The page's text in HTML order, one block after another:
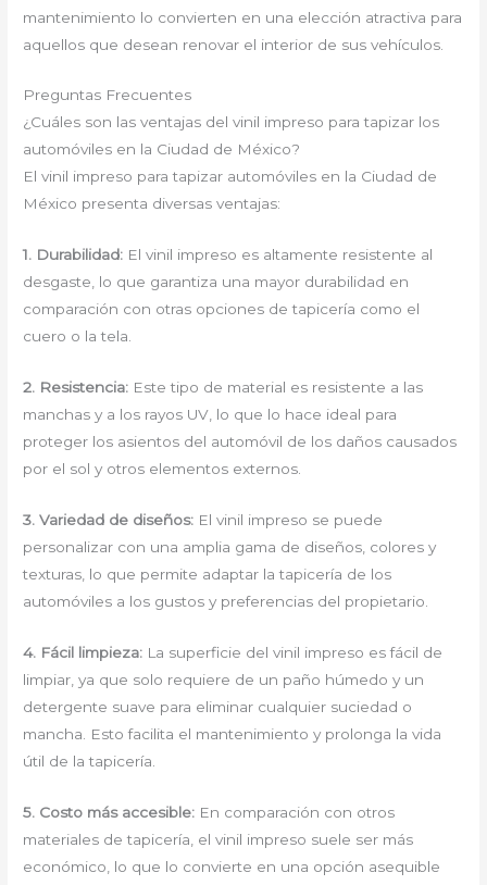
mantenimiento lo convierten en una elección atractiva para
aquellos que desean renovar el interior de sus vehículos.
Preguntas Frecuentes
¿Cuáles son las ventajas del vinil impreso para tapizar los
automóviles en la Ciudad de México?
El vinil impreso para tapizar automóviles en la Ciudad de
México presenta diversas ventajas:
1. Durabilidad: El vinil impreso es altamente resistente al
desgaste, lo que garantiza una mayor durabilidad en
comparación con otras opciones de tapicería como el
cuero o la tela.
2. Resistencia: Este tipo de material es resistente a las
manchas y a los rayos UV, lo que lo hace ideal para
proteger los asientos del automóvil de los daños causados
por el sol y otros elementos externos.
3. Variedad de diseños: El vinil impreso se puede
personalizar con una amplia gama de diseños, colores y
texturas, lo que permite adaptar la tapicería de los
automóviles a los gustos y preferencias del propietario.
4. Fácil limpieza: La superficie del vinil impreso es fácil de
limpiar, ya que solo requiere de un paño húmedo y un
detergente suave para eliminar cualquier suciedad o
mancha. Esto facilita el mantenimiento y prolonga la vida
útil de la tapicería.
5. Costo más accesible: En comparación con otros
materiales de tapicería, el vinil impreso suele ser más
económico, lo que lo convierte en una opción asequible